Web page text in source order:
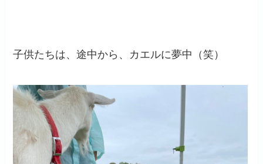
子供たちは、途中から、カエルに夢中（笑）